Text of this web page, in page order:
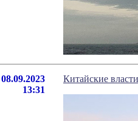
08.09.2023
13:31
Китайские